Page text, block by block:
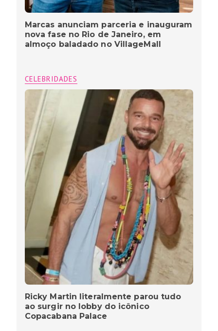
Marcas anunciam parceria e inauguram
nova fase no Rio de Janeiro, em
almoço baladado no VillageMall
CELEBRIDADES
Ricky Martin literalmente parou tudo
ao surgir no lobby do icônico
Copacabana Palace